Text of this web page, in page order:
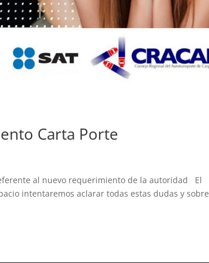
Carta Porte
al nuevo requerimiento de la autoridad El
intentaremos aclarar todas estas dudas y sobre